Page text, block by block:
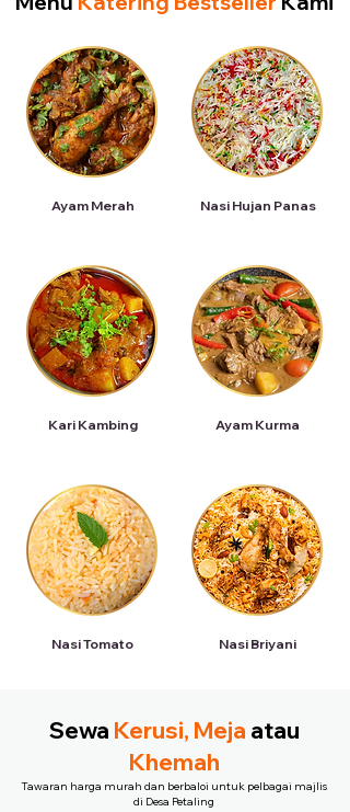
Ayam Merah
Kari Kambing
Nasi Tomato
Nasi Hujan Panas
Ayam Kurma
Nasi Briyani
Sewa Kerusi, Meja atau
Khemah
Tawaran harga murah dan berbaloi untuk pelbagai majlis
di Desa Petaling